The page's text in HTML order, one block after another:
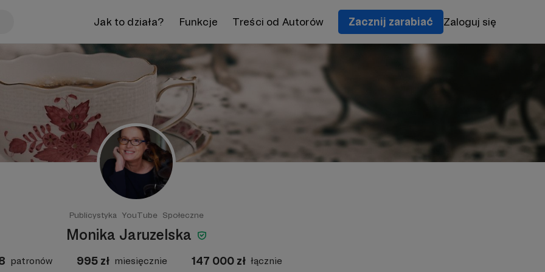
Jak to działa? Funkcje Treści od Autorów Zacznij zarabiać Zaloguj się
Publicystyka YouTube Społeczne
Monika Jaruzelska
patronów 995 zł miesięcznie 147 000 zł łącznie